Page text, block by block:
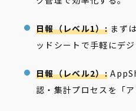
日報（レベル1）:まず
ッドシートで手軽にデジ
日報（レベル2）:
認・集計プロセスを「